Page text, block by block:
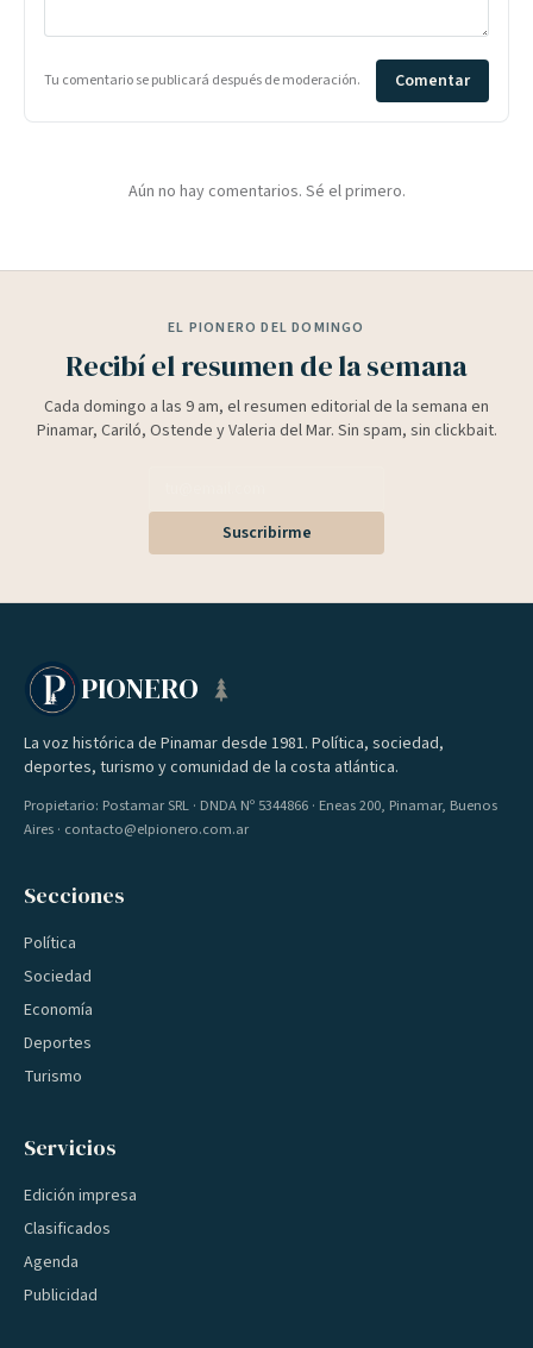
Tu comentario se publicará después de moderación. Comentar
Aún no hay comentarios. Sé el primero.
EL PIONERO DEL DOMINGO
Recibí el resumen de la semana
Cada domingo a las 9 am, el resumen editorial de la semana en
Pinamar, Cariló, Ostende y Valeria del Mar. Sin spam, sin clickbait.
Suscribirme
PIONERO
La voz histórica de Pinamar desde 1981. Política, sociedad,
deportes, turismo y comunidad de la costa atlántica.
Propietario: Postamar SRL · DNDA Nº 5344866 · Eneas 200, Pinamar, Buenos
Aires · contacto@elpionero.com.ar
Secciones
Política
Sociedad
Economía
Deportes
Turismo
Servicios
Edición impresa
Clasificados
Agenda
Publicidad